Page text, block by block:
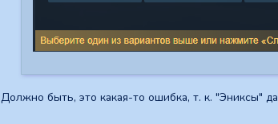
Должно быть, это какая-то ошибка, т. к. "Эниксы"